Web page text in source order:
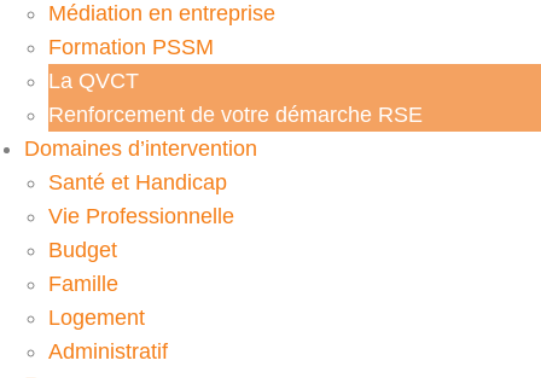
Médiation en entreprise
Formation PSSM
La QVCT
Renforcement de votre démarche RSE
Domaines d’intervention
Santé et Handicap
Vie Professionnelle
Budget
Famille
Logement
Administratif